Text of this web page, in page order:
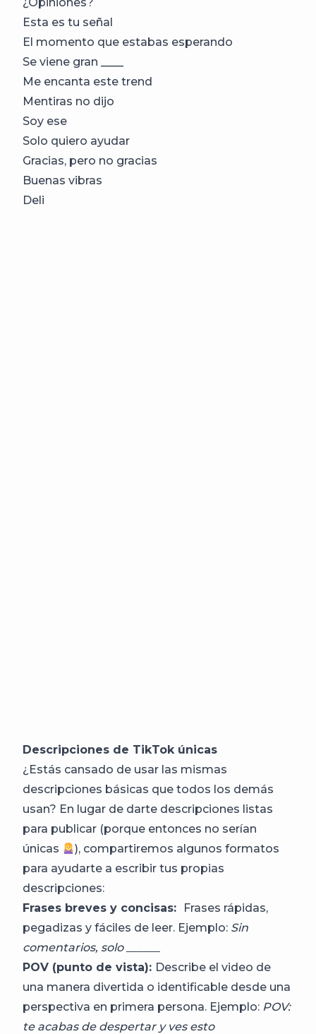
Esta es tu señal
El momento que estabas esperando
Se viene gran ____
Me encanta este trend
Mentiras no dijo
Soy ese
Solo quiero ayudar
Gracias, pero no gracias
Buenas vibras
Deli
Descripciones de TikTok únicas
¿Estás cansado de usar las mismas
descripciones básicas que todos los demás
usan? En lugar de darte descripciones listas
para publicar (porque entonces no serían
únicas
), compartiremos algunos formatos
para ayudarte a escribir tus propias
descripciones:
Frases breves y concisas:
Frases rápidas,
pegadizas y fáciles de leer. Ejemplo: Sin
comentarios, solo ______
POV (punto de vista): Describe el video de
una manera divertida o identificable desde una
perspectiva en primera persona. Ejemplo: POV:
te acabas de despertar y ves esto